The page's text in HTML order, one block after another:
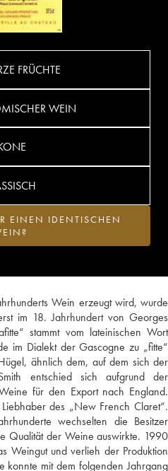
Wein erzeugt wird, wurde
im 18. Jahrhundert von Georges
stammt vom lateinischen Wort
im Dialekt der Gascogne zu „fitte“
ähnlich dem, auf dem sich der
entschied sich aufgrund der
für den Export nach England.
des „New French Claret“.
wechselten die Besitzer
Qualität der Weine auswirkte. 1990
Weingut und verlieh der Produktion
konnte mit dem folgenden Jahrgang
FRÜCHTE
WEIN
EINEN IDENTISCHEN